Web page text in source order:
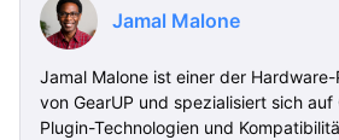
Jamal Malone
Jamal Malone ist einer der
von GearUP und spezialisiert sich
Plugin-Technologien und